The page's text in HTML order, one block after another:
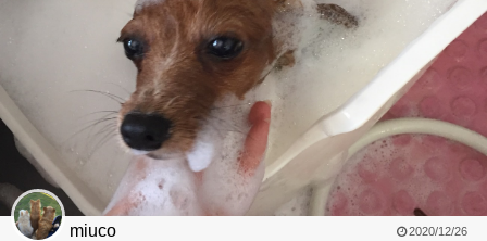
miuco 2020/12/26